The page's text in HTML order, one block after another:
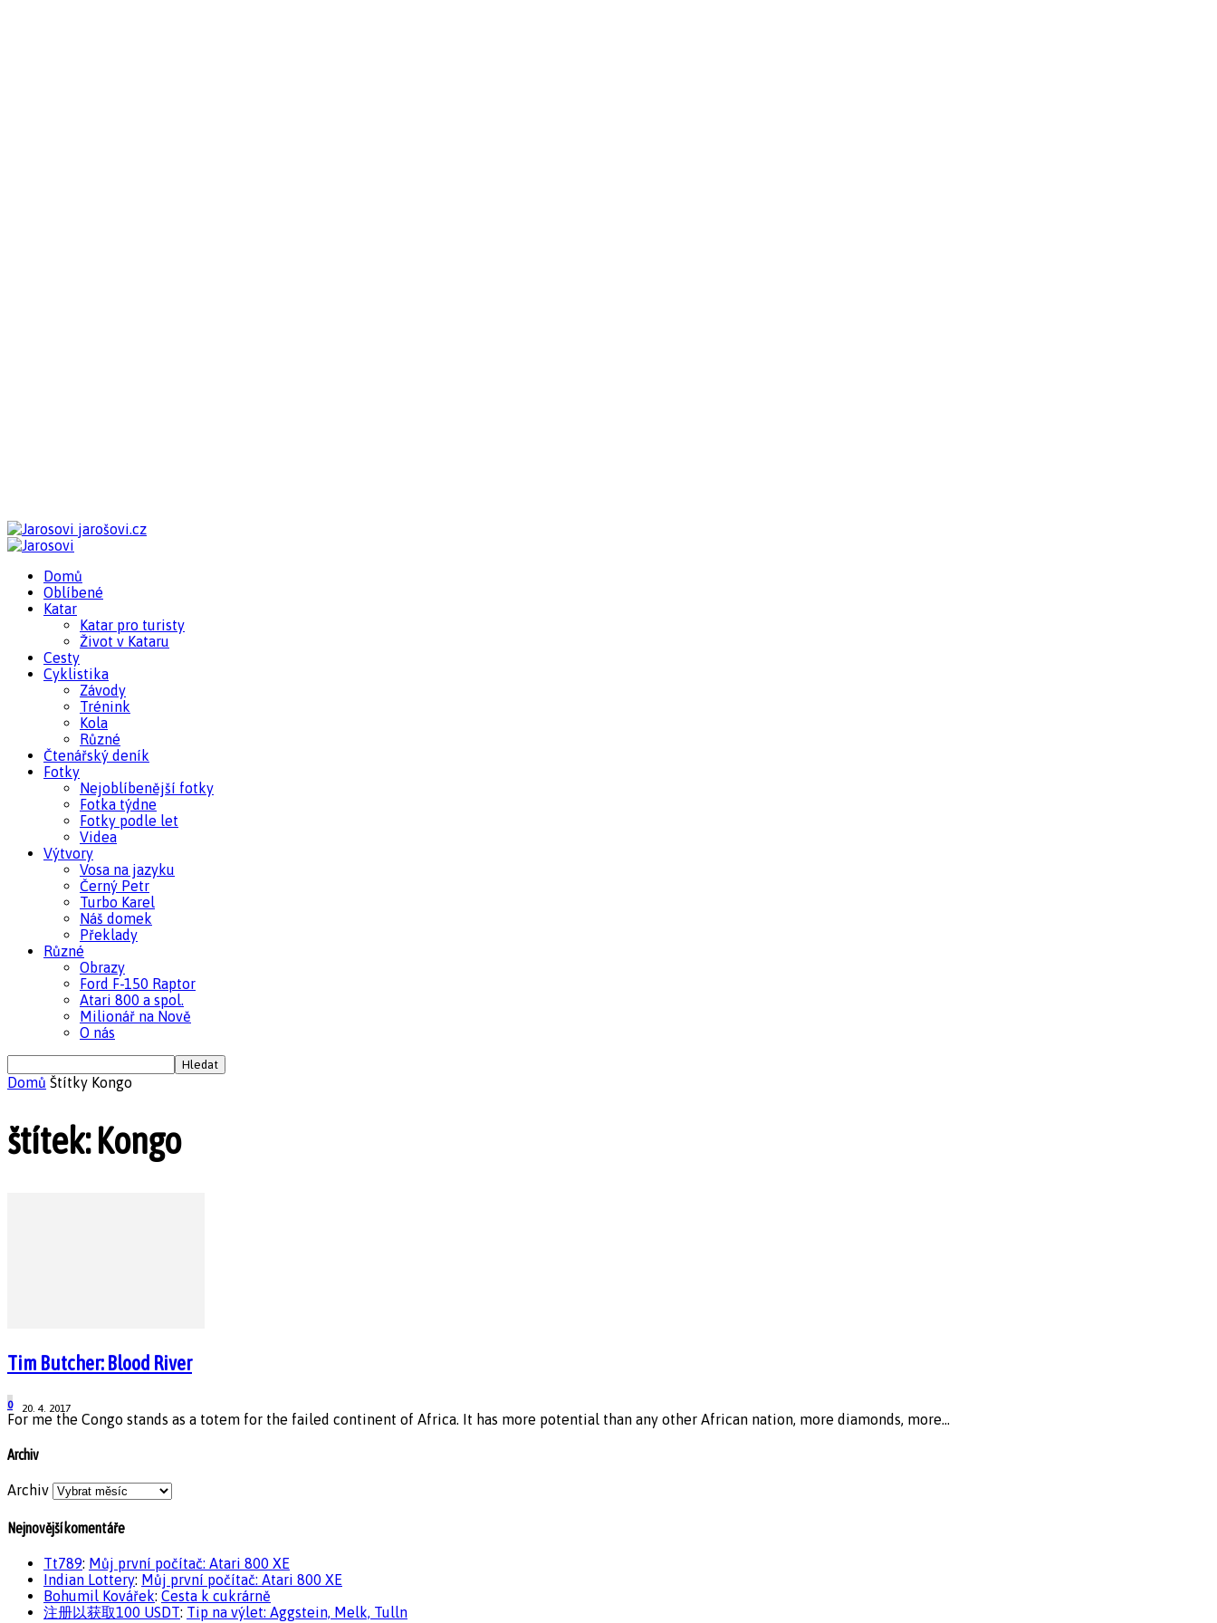
jarošovi.cz
Domů
Oblíbené
Katar
Katar pro turisty
Život v Kataru
Cesty
Cyklistika
Závody
Trénink
Kola
Různé
Čtenářský deník
Fotky
Nejoblíbenější fotky
Fotka týdne
Fotky podle let
Videa
Výtvory
Vosa na jazyku
Černý Petr
Turbo Karel
Náš domek
Překlady
Různé
Obrazy
Ford F-150 Raptor
Atari 800 a spol.
Milionář na Nově
O nás
Domů Štítky Kongo
štítek: Kongo
Tim Butcher: Blood River
20. 4. 2017
0
For me the Congo stands as a totem for the failed continent of Africa. It has more potential than any other African nation, more diamonds, more...
Archiv
Archiv
Nejnovější komentáře
Tt789: Můj první počítač: Atari 800 XE
Indian Lottery: Můj první počítač: Atari 800 XE
Bohumil Kovářek: Cesta k cukrárně
注册以获取100 USDT: Tip na výlet: Aggstein, Melk, Tulln